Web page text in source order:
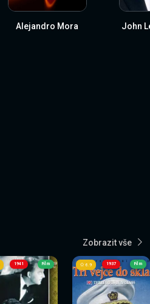
Alejandro Mora John
Zobrazit vše
1941 Film 1937
6.9 Film